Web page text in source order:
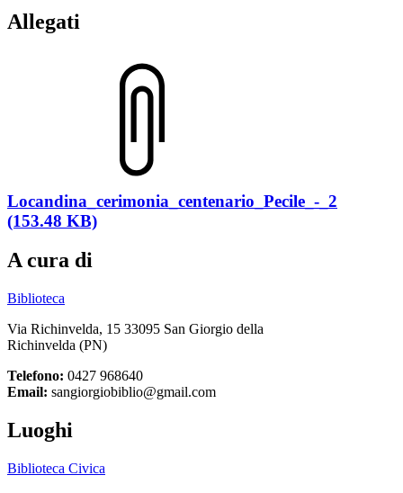
Allegati
Locandina_cerimonia_centenario_Pecile_-_2
(153.48 KB)
A cura di
Biblioteca
Via Richinvelda, 15 33095 San Giorgio della
Richinvelda (PN)
Telefono: 0427 968640
Email: sangiorgiobiblio@gmail.com
Luoghi
Biblioteca Civica